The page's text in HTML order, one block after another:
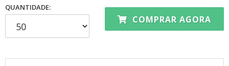
QUANTIDADE:
COMPRAR AGORA